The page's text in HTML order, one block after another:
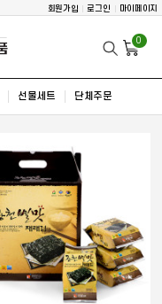
회원가입 로그인 마이페이지
0
선물세트 단체주문